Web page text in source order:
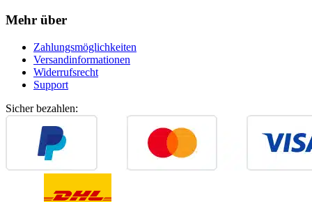
Mehr über
Zahlungsmöglichkeiten
Versandinformationen
Widerrufsrecht
Support
Sicher bezahlen: